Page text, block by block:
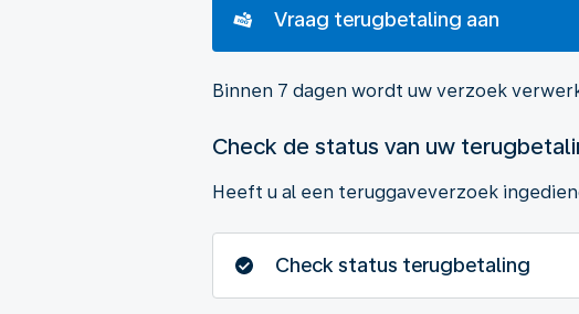
Vraag terugbetaling aan
Binnen 7 dagen wordt uw verzoek
Check de status van uw
Heeft u al een teruggaveverzoek
Check status terugbetaling